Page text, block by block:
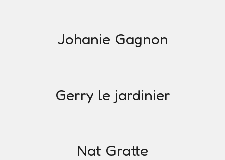
Johanie Gagnon
Gerry le jardinier
Nat Gratte